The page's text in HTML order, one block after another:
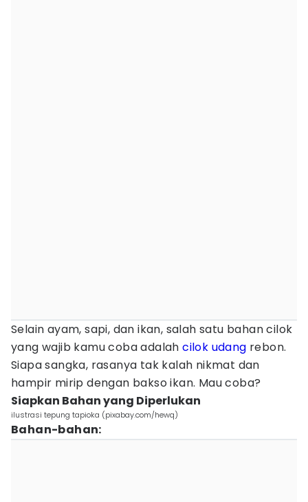
Selain ayam, sapi, dan ikan, salah satu bahan cilok
yang wajib kamu coba adalahcilok udang rebon.
Siapa sangka, rasanya tak kalah nikmat dan
hampir mirip dengan bakso ikan. Mau coba?
Siapkan Bahan yang Diperlukan
ilustrasi tepung tapioka (pixabay.com/hewq)
Bahan-bahan: